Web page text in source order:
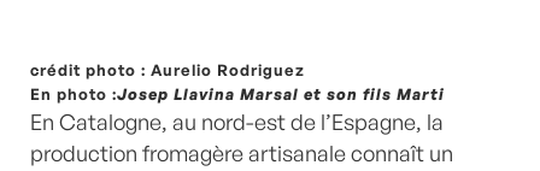
Posté à 14:43hin- Actualités -
fromage ,Mes conseils, mes coups de coeur, mes
astuces byLaurent Mariotte 0 Commentaires
crédit photo : Aurelio Rodriguez
En photo :Josep Llavina Marsal et son fils Marti
En Catalogne, au nord-est de l’Espagne, la
production fromagère artisanale connaît un